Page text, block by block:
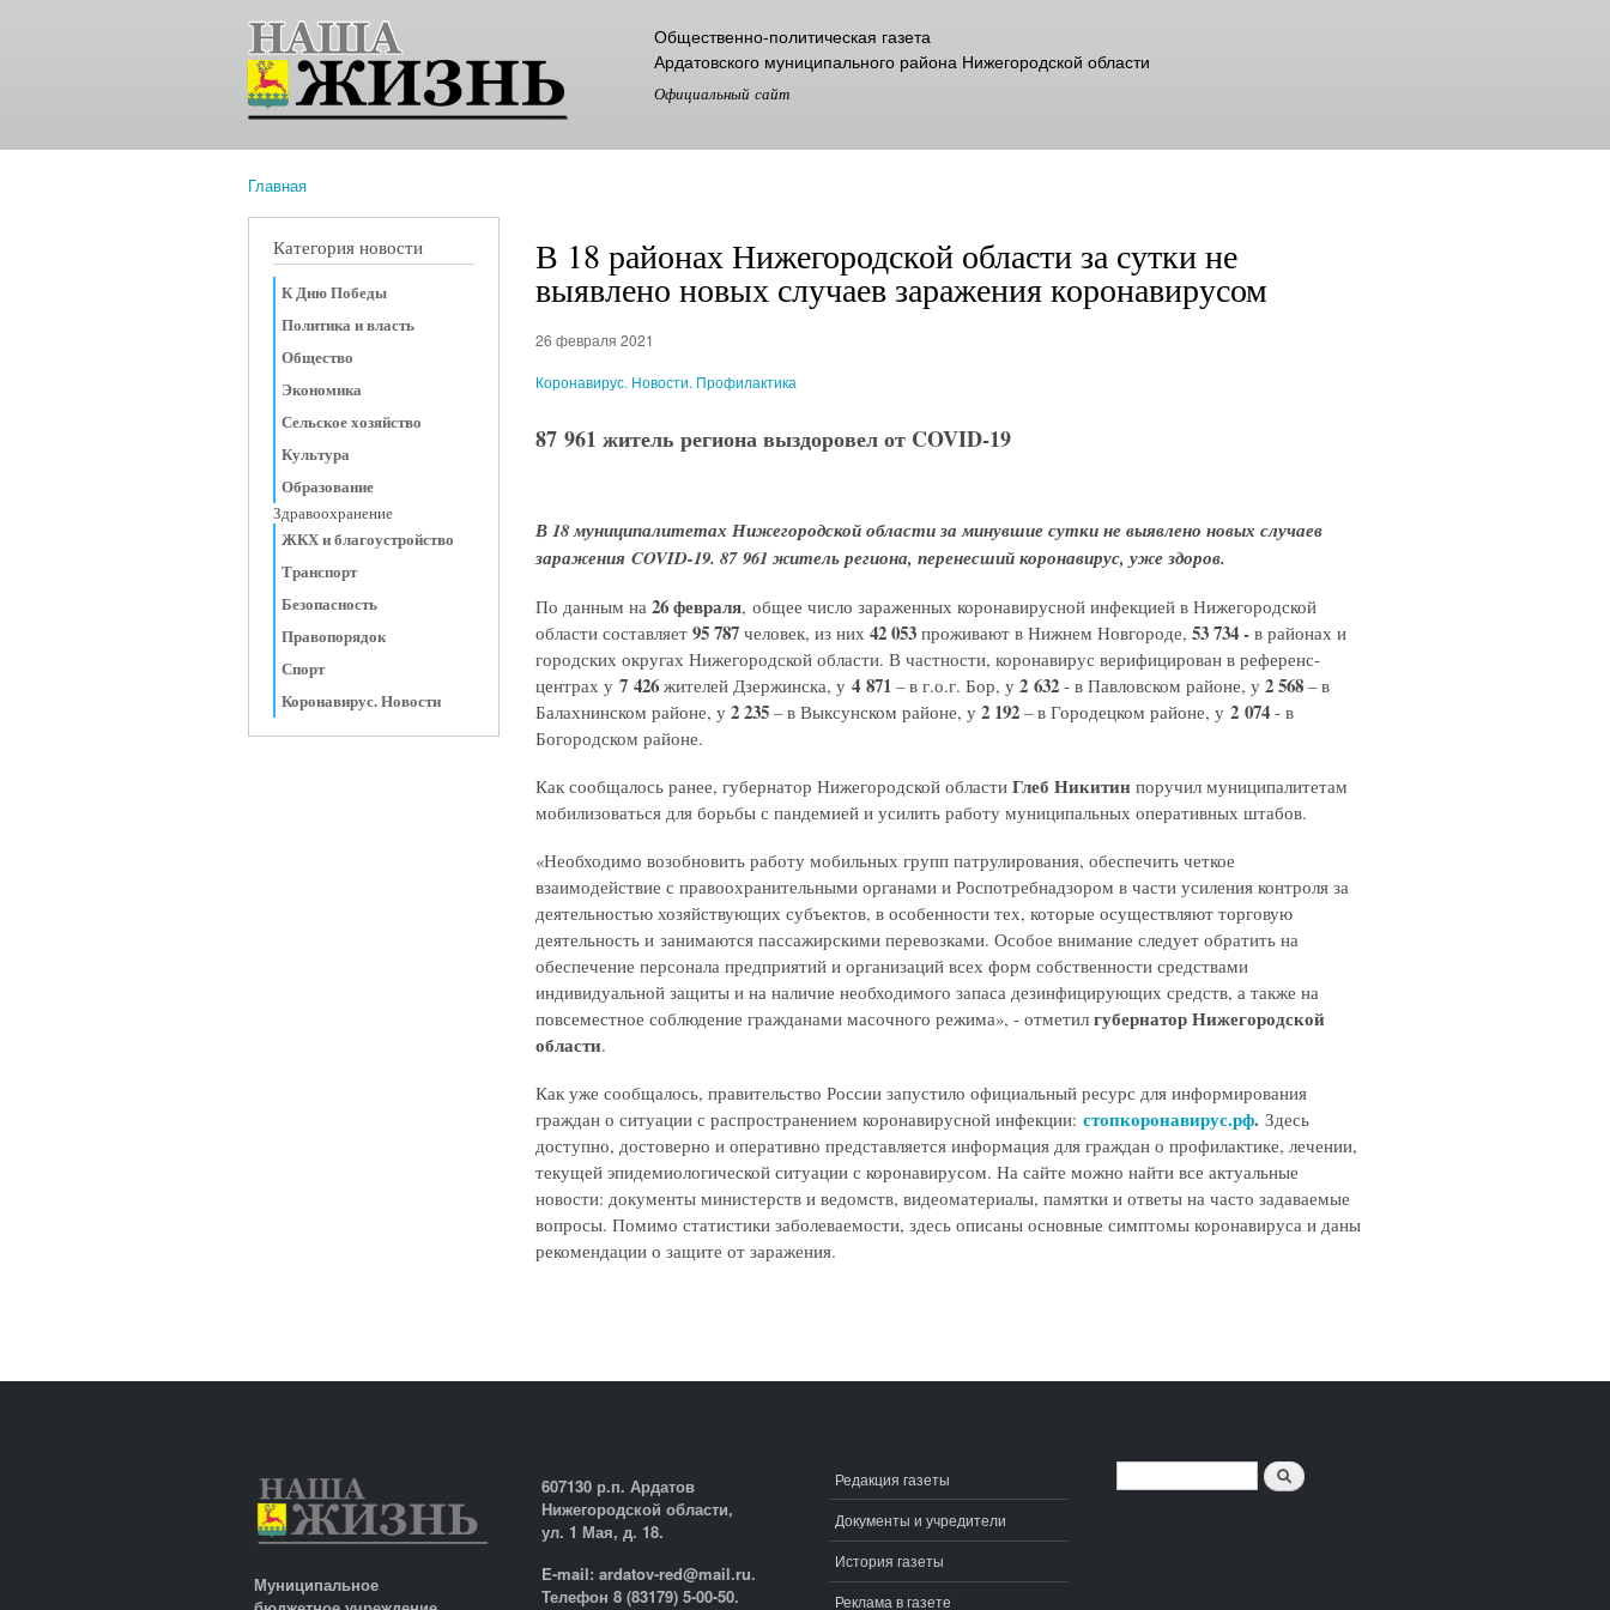
основному
содержанию
Общественно-политическая газета
Ардатовского муниципального района Нижегородской области
Официальный сайт
Главная
Категория новости
К Дню Победы
Политика и власть
Общество
Экономика
Сельское хозяйство
Культура
Образование
Здравоохранение
ЖКХ и благоустройство
Транспорт
Безопасность
Правопорядок
Спорт
Коронавирус. Новости
В 18 районах Нижегородской области за сутки не
выявлено новых случаев заражения коронавирусом
26 февраля 2021
Коронавирус. Новости. Профилактика
87 961 житель региона выздоровел от COVID-19
В 18 муниципалитетах Нижегородской области за минувшие сутки не выявлено новых случаев
заражения COVID-19. 87 961 житель региона, перенесший коронавирус, уже здоров.
По данным на 26 февраля, общее число зараженных коронавирусной инфекцией в Нижегородской
области составляет 95 787 человек, из них 42 053 проживают в Нижнем Новгороде, 53 734 - в районах и
городских округах Нижегородской области. В частности, коронавирус верифицирован в референс-
центрах у 7 426 жителей Дзержинска, у 4 871 – в г.о.г. Бор, у 2 632 - в Павловском районе, у 2 568 – в
Балахнинском районе, у 2 235 – в Выксунском районе, у 2 192 – в Городецком районе, у 2 074 - в
Богородском районе.
Как сообщалось ранее, губернатор Нижегородской области Глеб Никитин поручил муниципалитетам
мобилизоваться для борьбы с пандемией и усилить работу муниципальных оперативных штабов.
«Необходимо возобновить работу мобильных групп патрулирования, обеспечить четкое
взаимодействие с правоохранительными органами и Роспотребнадзором в части усиления контроля за
деятельностью хозяйствующих субъектов, в особенности тех, которые осуществляют торговую
деятельность и занимаются пассажирскими перевозками. Особое внимание следует обратить на
обеспечение персонала предприятий и организаций всех форм собственности средствами
индивидуальной защиты и на наличие необходимого запаса дезинфицирующих средств, а также на
повсеместное соблюдение гражданами масочного режима», - отметилгубернатор Нижегородской
области.
Как уже сообщалось, правительство России запустило официальный ресурс для информирования
граждан о ситуации с распространением коронавирусной инфекции: стопкоронавирус.рф. Здесь
доступно, достоверно и оперативно представляется информация для граждан о профилактике, лечении,
текущей эпидемиологической ситуации с коронавирусом. На сайте можно найти все актуальные
новости: документы министерств и ведомств, видеоматериалы, памятки и ответы на часто задаваемые
вопросы. Помимо статистики заболеваемости, здесь описаны основные симптомы коронавируса и даны
рекомендации о защите от заражения.
Муниципальное
607130 р.п. Ардатов
Нижегородской области,
ул. 1 Мая, д. 18.
E-mail: ardatov-red@mail.ru.
Телефон 8 (83179) 5-00-50.
Редакция газеты
Документы и учредители
История газеты
Реклама в газете
Поиск